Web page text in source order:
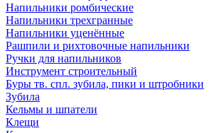
Напильники ромбические
Напильники трехгранные
Напильники уценённые
Рашпили и рихтовочные напильники
Ручки для напильников
Инструмент строительный
Буры тв. спл. зубила, пики и штробники
Зубила
Кельмы и шпатели
Клещи